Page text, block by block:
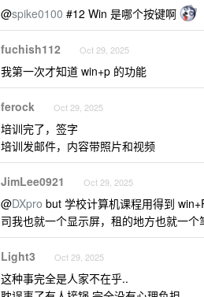
@spike0100 #12 Win 是哪个按键啊
fuchish112 Oct 29, 2025
我第一次才知道 win+p 的功能
ferock Oct 29, 2025
培训完了，签字
培训发邮件，内容带照片和视频
JimLee0921 Oct 29, 2025
@DXpro but 学校计算机课程用得到
司我也就一个显示屏，租的地方也就一个
Light3 Oct 29, 2025
这种事完全是人家不在乎..